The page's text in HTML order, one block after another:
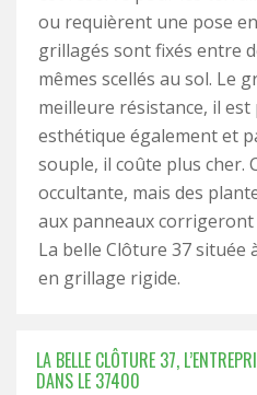
ou requièrent une pose
grillagés sont fixés entre
mêmes scellés au sol. Le
meilleure résistance, il
esthétique également et
souple, il coûte plus cher.
occultante, mais des
aux panneaux corrigeront
La belle Clôture 37 située
en grillage rigide.
LA BELLE CLÔTURE 37,
DANS LE 37400